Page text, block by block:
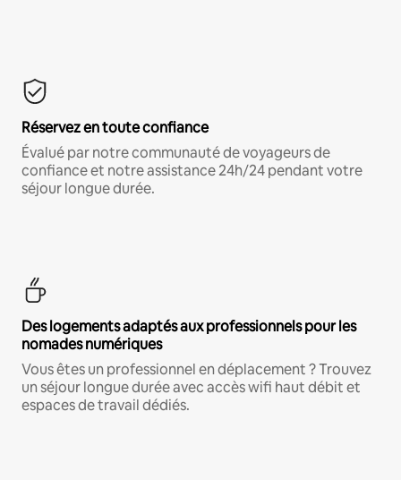
Réservez en toute confiance
Évalué par notre communauté de voyageurs de
confiance et notre assistance 24h/24 pendant votre
séjour longue durée.
Des logements adaptés aux professionnels pour les
nomades numériques
Vous êtes un professionnel en déplacement ? Trouvez
un séjour longue durée avec accès wifi haut débit et
espaces de travail dédiés.